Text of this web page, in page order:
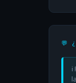
💬